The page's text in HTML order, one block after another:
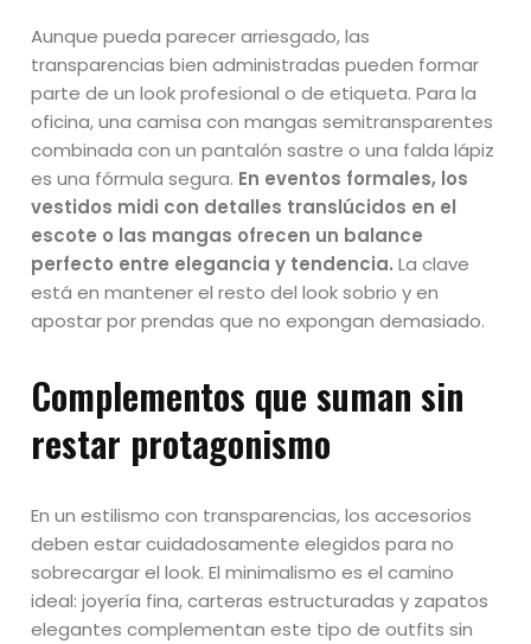
Aunque pueda parecer arriesgado, las
transparencias bien administradas pueden formar
parte de un look profesional o de etiqueta. Para la
oficina, una camisa con mangas semitransparentes
combinada con un pantalón sastre o una falda lápiz
es una fórmula segura. En eventos formales, los
vestidos midi con detalles translúcidos en el
escote o las mangas ofrecen un balance
perfecto entre elegancia y tendencia. La clave
está en mantener el resto del look sobrio y en
apostar por prendas que no expongan demasiado.
Complementos que suman sin
restar protagonismo
En un estilismo con transparencias, los accesorios
deben estar cuidadosamente elegidos para no
sobrecargar el look. El minimalismo es el camino
ideal: joyería fina, carteras estructuradas y zapatos
elegantes complementan este tipo de outfits sin